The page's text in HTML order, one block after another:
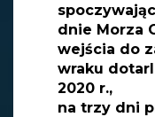
dnie Morza
wejścia do
wraku
2020 r.,
na trzy dni